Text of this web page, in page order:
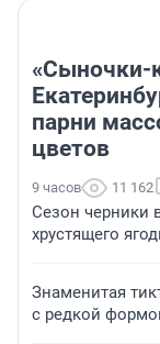
«Сыночки-
парни
цветов
9 часов 11 162
Сезон черники
хрустящего
Знаменитая
с редкой